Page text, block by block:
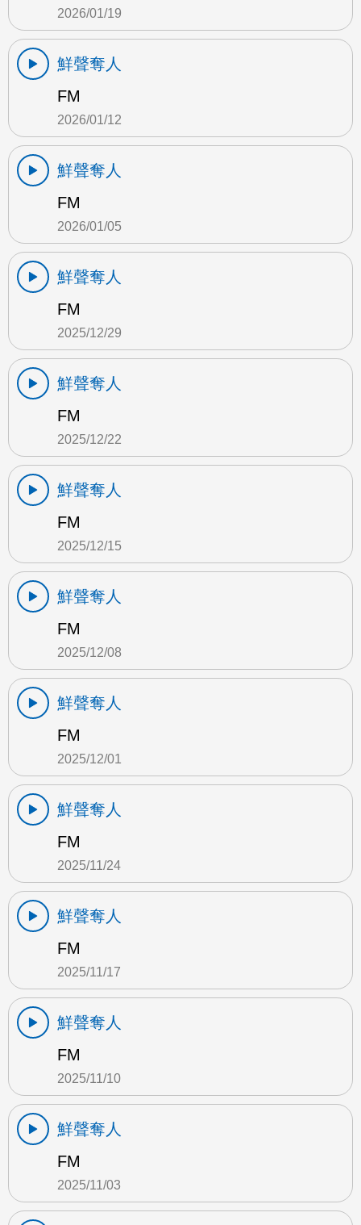
2026/01/19
鮮聲奪人
FM
2026/01/12
鮮聲奪人
FM
2026/01/05
鮮聲奪人
FM
2025/12/29
鮮聲奪人
FM
2025/12/22
鮮聲奪人
FM
2025/12/15
鮮聲奪人
FM
2025/12/08
鮮聲奪人
FM
2025/12/01
鮮聲奪人
FM
2025/11/24
鮮聲奪人
FM
2025/11/17
鮮聲奪人
FM
2025/11/10
鮮聲奪人
FM
2025/11/03